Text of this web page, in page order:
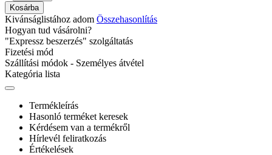
Kosárba
Kivánságlistához adom Összehasonlítás
Hogyan tud vásárolni?
"Expressz beszerzés" szolgáltatás
Fizetési mód
Szállítási módok - Személyes átvétel
Kategória lista
Termékleírás
Hasonló terméket keresek
Kérdésem van a termékről
Hírlevél feliratkozás
Értékelések